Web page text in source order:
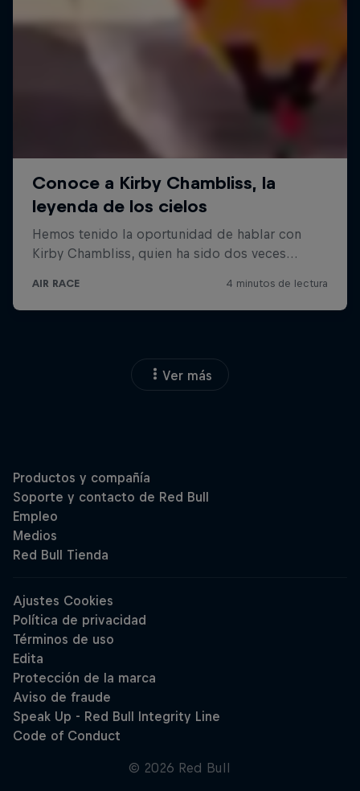
Ver más